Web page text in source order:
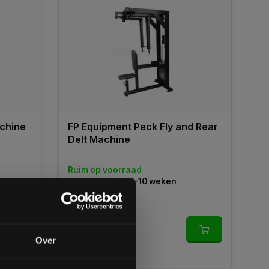
Over
FP Equipment Peck Fly and Rear
Delt Machine
Ruim op voorraad
Custom made: 5–10 weken
bestelling